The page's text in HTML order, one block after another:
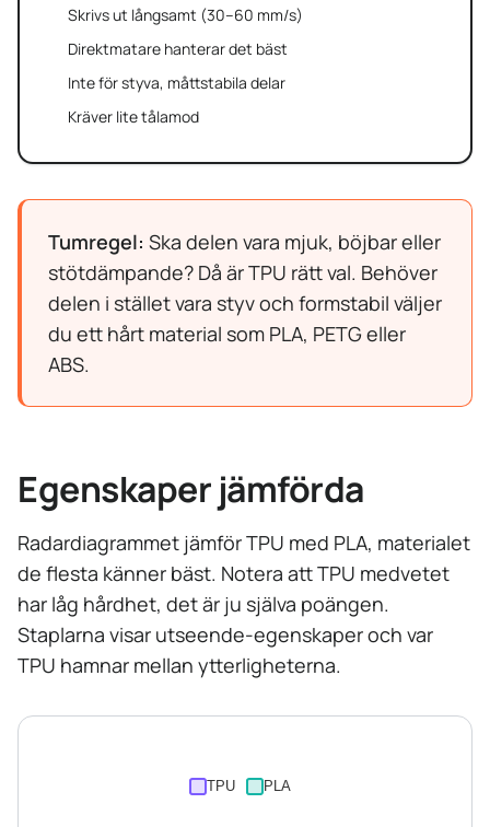
Skrivs ut långsamt (30–60 mm/s)
Direktmatare hanterar det bäst
Inte för styva, måttstabila delar
Kräver lite tålamod
Tumregel: Ska delen vara mjuk, böjbar eller
stötdämpande? Då är TPU rätt val. Behöver
delen i stället vara styv och formstabil väljer
du ett hårt material som PLA, PETG eller
ABS.
Egenskaper jämförda
Radardiagrammet jämför TPU med PLA, materialet
de flesta känner bäst. Notera att TPU medvetet
har låg hårdhet, det är ju själva poängen.
Staplarna visar utseende-egenskaper och var
TPU hamnar mellan ytterligheterna.
TPU PLA